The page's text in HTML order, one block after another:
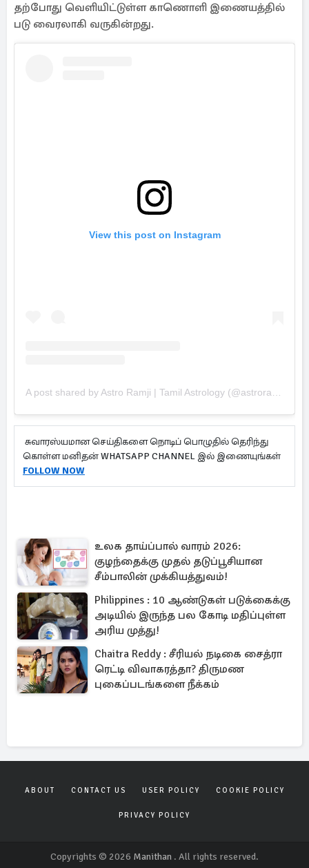
தற்போது வெளியிட்டுள்ள காணொளி இணையத்தில்
படு வைரலாகி வருகின்றது.
View this post on Instagram
சுவாரஸ்யமான செய்திகளை நொடிப் பொழுதில் தெரிந்து
கொள்ள மனிதன் WHATSAPP CHANNEL இல் இணையுங்கள்
FOLLOW NOW
உலக தாய்ப்பால் வாரம் 2026:
குழந்தைக்கு முதல் தடுப்பூசியான
சீம்பாலின் முக்கியத்துவம்!
Philippines : 10 ஆண்டுகள் படுக்கைக்கு
அடியில் இருந்த பல கோடி மதிப்புள்ள
அரிய முத்து!
Chaitra Reddy : சீரியல் நடிகை சைத்ரா
ரெட்டி விவாகரத்தா? திருமண
புகைப்படங்களை நீக்கம்
ABOUT CONTACT US USER POLICY COOKIE POLICY
PRIVACY POLICY
Copyrights © 2026 Manithan . All rights reserved.